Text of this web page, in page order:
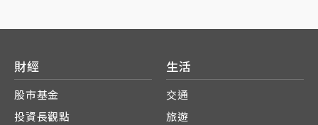
財經
股市基金
投資長觀點
生活
交通
旅遊